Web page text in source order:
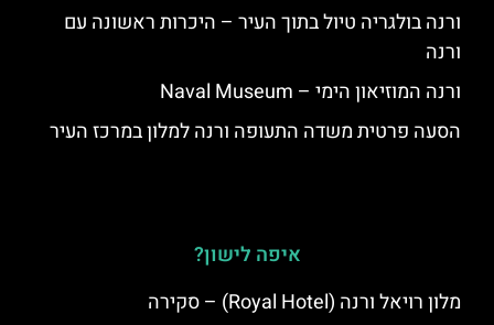
ורנה בולגריה טיול בתוך העיר – היכרות ראשונה עם
ורנה
ורנה המוזיאון הימי – Naval Museum
הסעה פרטית משדה התעופה ורנה למלון במרכז העיר
איפה לישון?
מלון רויאל ורנה (Royal Hotel) – סקירה